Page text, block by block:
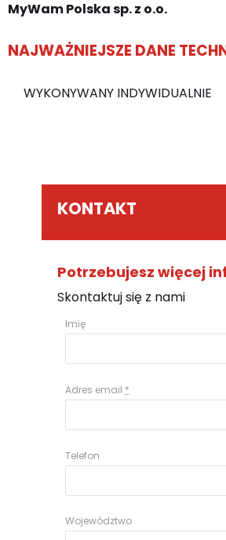
MyWam Polska sp. z o.o.
NAJWAŻNIEJSZE DANE
WYKONYWANY INDYWIDUALNIE
KONTAKT
Potrzebujesz więcej
Skontaktuj się z nami
Imię
Adres email *
Telefon
Województwo